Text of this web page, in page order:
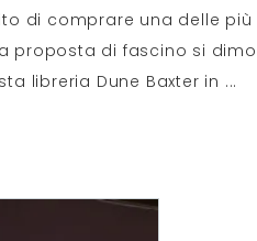
di comprare una delle
proposta di fascino si
libreria Dune Baxter in ...